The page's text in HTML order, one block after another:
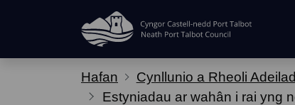
Hafan Cynllunio a Rheoli
Estyniadau ar wahân i rai yng